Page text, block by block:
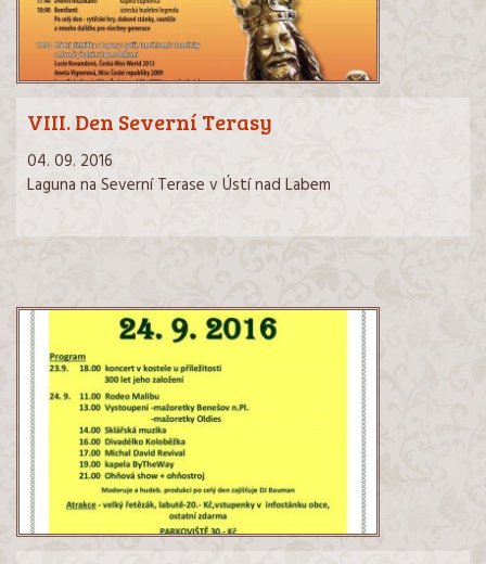
VIII. Den Severní Terasy
04. 09. 2016
Laguna na Severní Terase v Ústí nad Labem